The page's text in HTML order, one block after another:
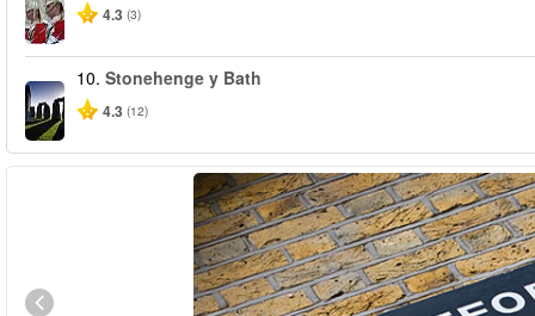
4.3 (3)
10. Stonehenge y Bath
4.3 (12)